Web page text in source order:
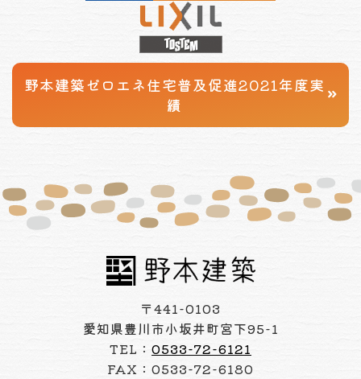
野本建築ゼロエネ住宅普及促進2021年度実
績
〒441-0103
愛知県豊川市小坂井町宮下95-1
TEL： 0533-72-6121
FAX：0533-72-6180